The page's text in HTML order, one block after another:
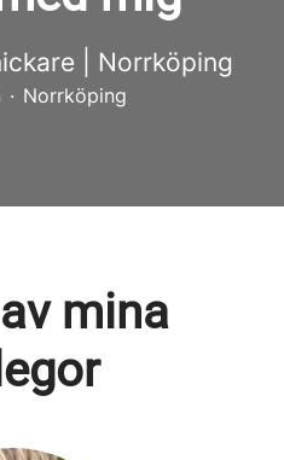
| Norrköping
· Norrköping
mina